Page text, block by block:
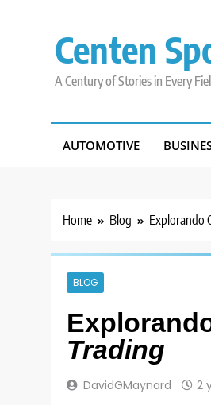
Centen
A Century of Stories in Every
AUTOMOTIVE
Home Blog Explorando
BLOG
Trading
DavidGMaynard 2